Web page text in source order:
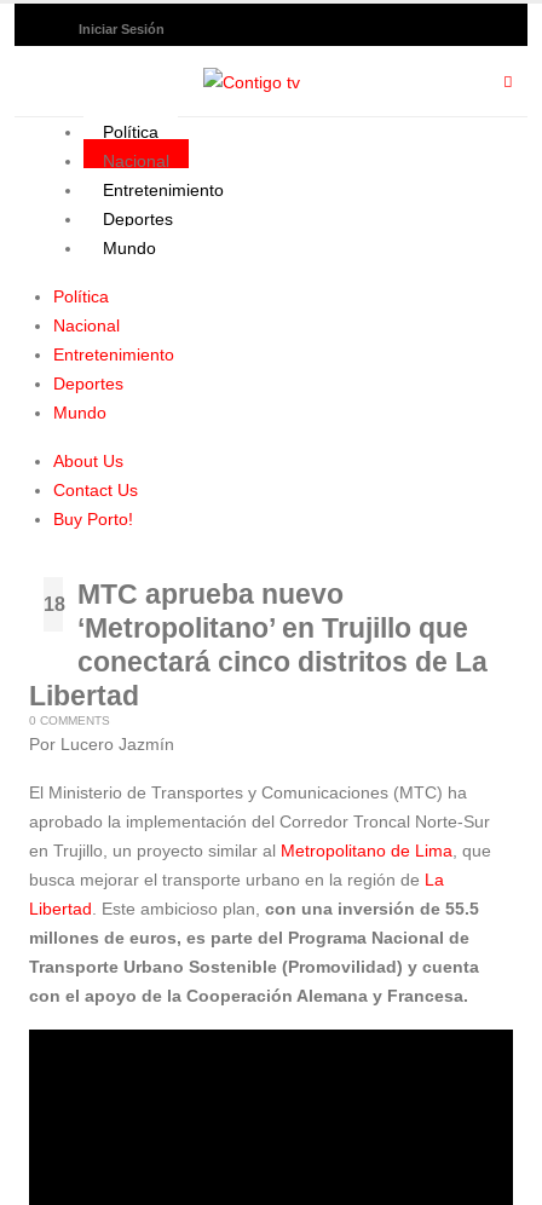
Iniciar Sesión
Política
Nacional
Entretenimiento
Deportes
Mundo
Política
Nacional
Entretenimiento
Deportes
Mundo
About Us
Contact Us
Buy Porto!
18
MTC aprueba nuevo
‘Metropolitano’ en Trujillo que
conectará cinco distritos de La
Libertad
0 COMMENTS
Por Lucero Jazmín
El Ministerio de Transportes y Comunicaciones (MTC) ha
aprobado la implementación del Corredor Troncal Norte-Sur
en Trujillo, un proyecto similar al Metropolitano de Lima , que
busca mejorar el transporte urbano en la región de La
Libertad . Este ambicioso plan, con una inversión de 55.5
millones de euros, es parte del Programa Nacional de
Transporte Urbano Sostenible (Promovilidad) y cuenta
con el apoyo de la Cooperación Alemana y Francesa.